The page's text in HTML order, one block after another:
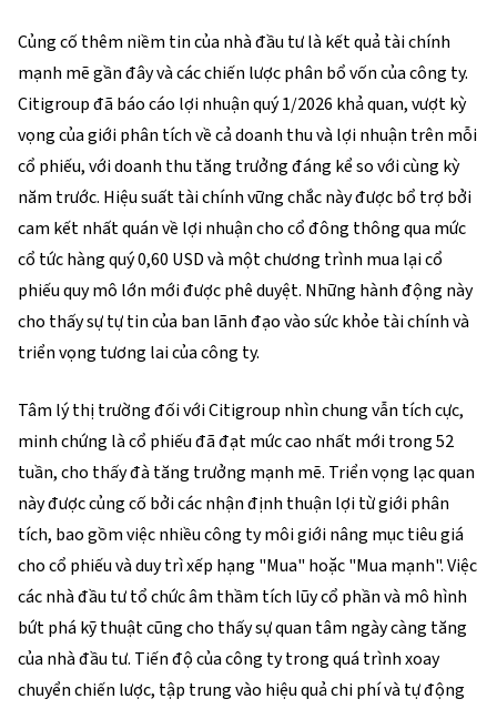
Củng cố thêm niềm tin của nhà đầu tư là kết quả tài chính
mạnh mẽ gần đây và các chiến lược phân bổ vốn của công ty.
Citigroup đã báo cáo lợi nhuận quý 1/2026 khả quan, vượt kỳ
vọng của giới phân tích về cả doanh thu và lợi nhuận trên mỗi
cổ phiếu, với doanh thu tăng trưởng đáng kể so với cùng kỳ
năm trước. Hiệu suất tài chính vững chắc này được bổ trợ bởi
cam kết nhất quán về lợi nhuận cho cổ đông thông qua mức
cổ tức hàng quý 0,60 USD và một chương trình mua lại cổ
phiếu quy mô lớn mới được phê duyệt. Những hành động này
cho thấy sự tự tin của ban lãnh đạo vào sức khỏe tài chính và
triển vọng tương lai của công ty.
Tâm lý thị trường đối với Citigroup nhìn chung vẫn tích cực,
minh chứng là cổ phiếu đã đạt mức cao nhất mới trong 52
tuần, cho thấy đà tăng trưởng mạnh mẽ. Triển vọng lạc quan
này được củng cố bởi các nhận định thuận lợi từ giới phân
tích, bao gồm việc nhiều công ty môi giới nâng mục tiêu giá
cho cổ phiếu và duy trì xếp hạng "Mua" hoặc "Mua mạnh". Việc
các nhà đầu tư tổ chức âm thầm tích lũy cổ phần và mô hình
bứt phá kỹ thuật cũng cho thấy sự quan tâm ngày càng tăng
của nhà đầu tư. Tiến độ của công ty trong quá trình xoay
chuyển chiến lược, tập trung vào hiệu quả chi phí và tự động